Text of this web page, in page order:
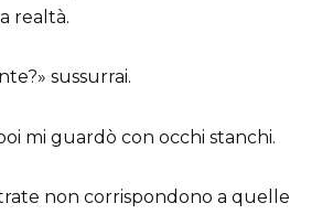
realtà.
sussurrai.
mi guardò con occhi stanchi.
non corrispondono a quelle